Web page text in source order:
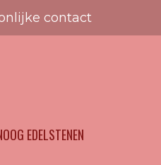
contact
EDELSTENEN